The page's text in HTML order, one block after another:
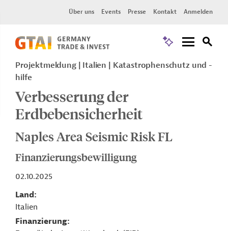
Über uns Events Presse Kontakt Anmelden
Projektmeldung Italien
Katastrophenschutz und -
hilfe
Verbesserung der
Erdbebensicherheit
Naples Area Seismic Risk FL
Finanzierungsbewilligung
02.10.2025
Land
Italien
Finanzierung